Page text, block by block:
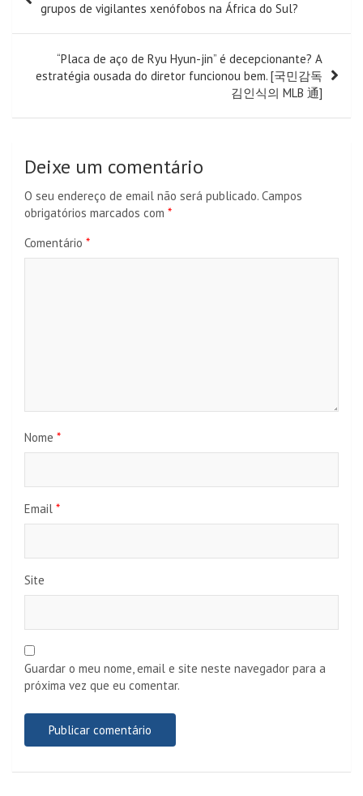
artigos
grupos de vigilantes xenófobos na África do Sul?
“Placa de aço de Ryu Hyun-jin” é decepcionante? A
estratégia ousada do diretor funcionou bem. [국민감독
김인식의 MLB 通]
Deixe um comentário
O seu endereço de email não será publicado. Campos
obrigatórios marcados com *
Comentário *
Nome *
Email *
Site
Guardar o meu nome, email e site neste navegador para a
próxima vez que eu comentar.